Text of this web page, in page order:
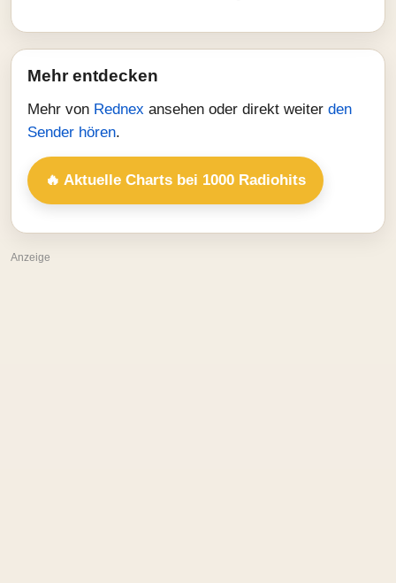
Mehr entdecken
Mehr von Rednex ansehen oder direkt weiter den
Sender hören.
🔥 Aktuelle Charts bei 1000 Radiohits
Anzeige